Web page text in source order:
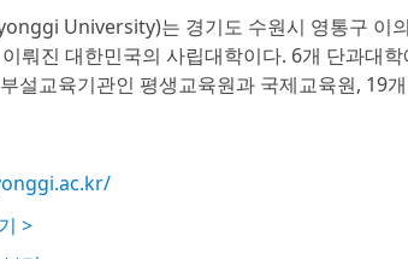
University)는 경기도 수원시 영통구 이
뤄진 대한민국의 사립대학이다. 6개 단과대
설교육기관인 평생교육원과 국제교육원, 19
>